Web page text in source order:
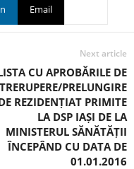
Email
Next article
CU APROBĂRILE DE
PRELUNGIRE
REZIDENȚIAT PRIMITE
LA DSP IAȘI DE LA
MINISTERUL SĂNĂTĂȚII
ÎNCEPÂND CU DATA DE
01.01.2016